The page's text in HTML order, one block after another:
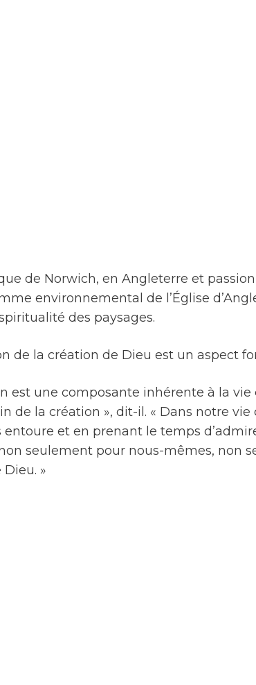
de Norwich, en Angleterre et
environnemental de l’Église
des paysages.
de la création de Dieu est un aspect
est une composante inhérente à la
de la création », dit-il. « Dans notre
et en prenant le temps
seulement pour nous-mêmes,
»